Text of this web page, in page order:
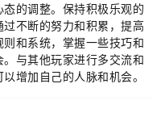
的调整。保持积极乐观的
不断的努力和积累，提高
和系统，掌握一些技巧和
与其他玩家进行多交流和
增加自己的人脉和机会。